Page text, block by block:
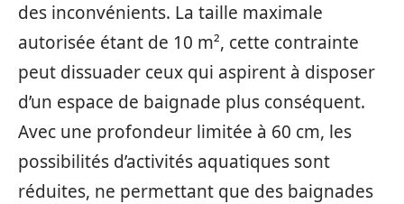
des inconvénients. La taille maximale
autorisée étant de 10 m², cette contrainte
peut dissuader ceux qui aspirent à disposer
d’un espace de baignade plus conséquent.
Avec une profondeur limitée à 60 cm, les
possibilités d’activités aquatiques sont
réduites, ne permettant que des baignades